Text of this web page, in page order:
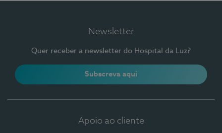
Newsletter
Quer receber a newsletter do Hospital da Luz?
Subscreva aqui
Apoio ao cliente